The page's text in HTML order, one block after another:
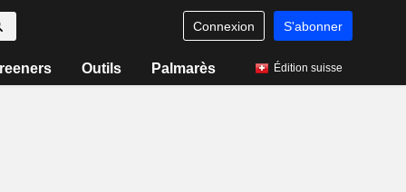
Connexion S'abonner
Outils Palmarès Édition suisse